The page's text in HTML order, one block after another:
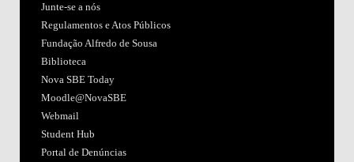
Junte-se a nós
Regulamentos e Atos Públicos
Fundação Alfredo de Sousa
Biblioteca
Nova SBE Today
Moodle@NovaSBE
Webmail
Student Hub
Portal de Denúncias